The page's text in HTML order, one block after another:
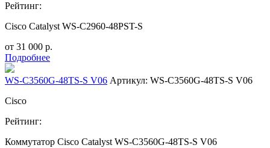
Рейтинг:
Cisco Catalyst WS-C2960-48PST-S
от 31 000 р.
Подробнее
WS-C3560G-48TS-S V06 Артикул: WS-C3560G-48TS-S V06
Cisco
Рейтинг:
Коммутатор Cisco Catalyst WS-C3560G-48TS-S V06